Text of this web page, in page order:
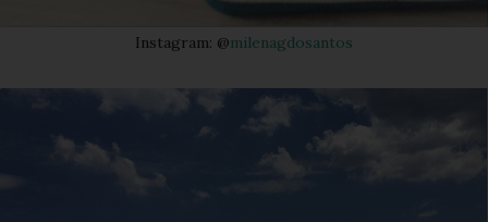
Instagram: @milenagdosantos